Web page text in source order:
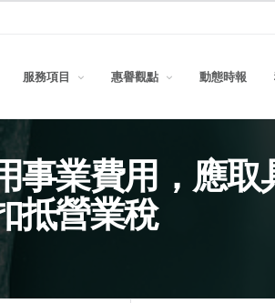
服務項目 惠譽觀點 動態時報
事業費用，應取
抵營業稅